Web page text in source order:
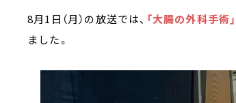
8月1日（月）の放送では、 「大腸の外科手術」
ました。